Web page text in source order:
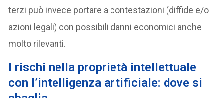
terzi può invece portare a contestazioni (diffide e/o
azioni legali) con possibili danni economici anche
molto rilevanti.
I rischi nella proprietà intellettuale
con l’intelligenza artificiale: dove si